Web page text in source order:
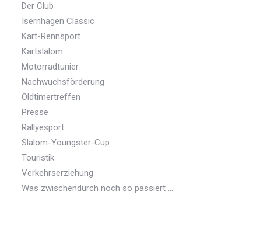
Der Club
Isernhagen Classic
Kart-Rennsport
Kartslalom
Motorradtunier
Nachwuchsförderung
Oldtimertreffen
Presse
Rallyesport
Slalom-Youngster-Cup
Touristik
Verkehrserziehung
Was zwischendurch noch so passiert …